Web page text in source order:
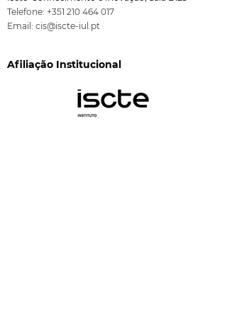
Telefone: +351 210 464 017
Email: cis@iscte-iul.pt
Afiliação Institucional